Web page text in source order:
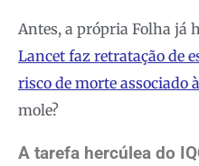
Antes, a própria Folha já
Lancet faz retratação de
risco de morte associado
mole?
A tarefa hercúlea do